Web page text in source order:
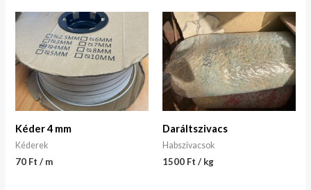
Kéder 4 mm
Kéderek
70 Ft / m
Daráltszivacs
Habszivacsok
1500 Ft / kg